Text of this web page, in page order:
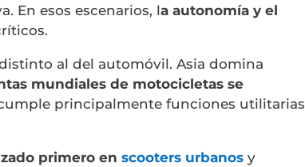
En esos escenarios, la autonomía y el
al del automóvil. Asia domina
mundiales de motocicletas se
principalmente funciones utilitarias
primero enscooters urbanos y